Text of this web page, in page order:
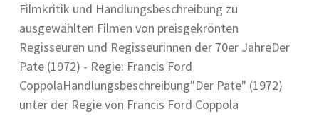
Filmkritik und Handlungsbeschreibung zu
ausgewählten Filmen von preisgekrönten
Regisseuren und Regisseurinnen der 70er JahreDer
Pate (1972) - Regie: Francis Ford
CoppolaHandlungsbeschreibung"Der Pate" (1972)
unter der Regie von Francis Ford Coppola